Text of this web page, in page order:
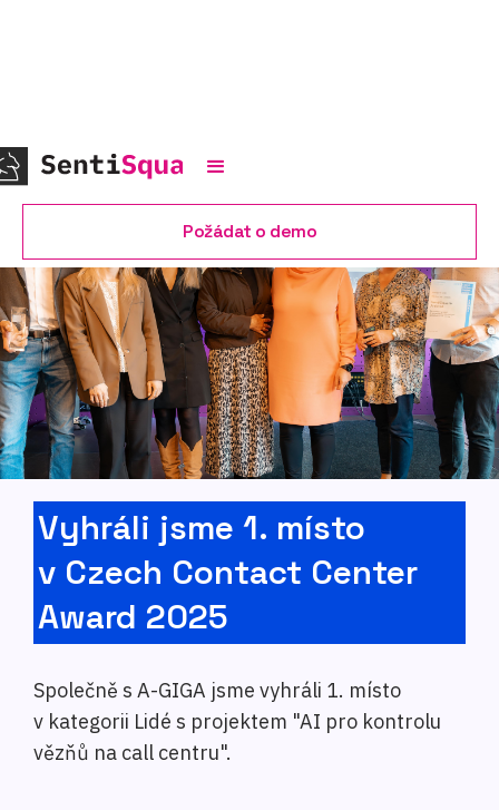
Požádat o demo
Vyhráli jsme 1. místo
v Czech Contact Center
Award 2025
Společně s A-GIGA jsme vyhráli 1. místo
v kategorii Lidé s projektem "AI pro kontrolu
vězňů na call centru".